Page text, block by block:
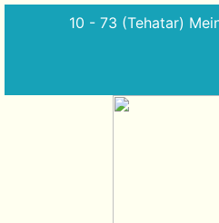
10 - 73 (Tehatar)